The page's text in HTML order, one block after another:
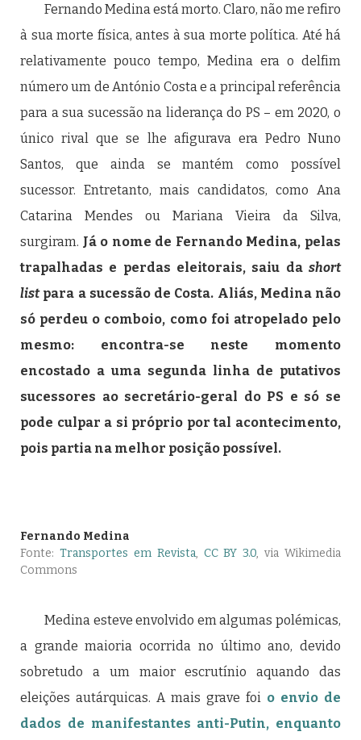
Fernando Medina está morto. Claro, não me refiro
à sua morte física, antes à sua morte política. Até há
relativamente pouco tempo, Medina era o delfim
número um de António Costa e a principal referência
para a sua sucessão na liderança do PS – em 2020, o
único rival que se lhe afigurava era Pedro Nuno
Santos, que ainda se mantém como possível
sucessor. Entretanto, mais candidatos, como Ana
Catarina Mendes ou Mariana Vieira da Silva,
surgiram. Já o nome de Fernando Medina, pelas
trapalhadas e perdas eleitorais, saiu da short
listpara a sucessão de Costa. Aliás, Medina não
só perdeu o comboio, como foi atropelado pelo
mesmo: encontra-se neste momento
encostado a uma segunda linha de putativos
sucessores ao secretário-geral do PS e só se
pode culpar a si próprio por tal acontecimento,
pois partia na melhor posição possível.
Fernando Medina
Fonte: Transportes em Revista, CC BY 3.0, via Wikimedia
Commons
Medina esteve envolvido em algumas polémicas,
a grande maioria ocorrida no último ano, devido
sobretudo a um maior escrutínio aquando das
eleições autárquicas. A mais grave foi o envio de
dados de manifestantes anti-Putin, enquanto